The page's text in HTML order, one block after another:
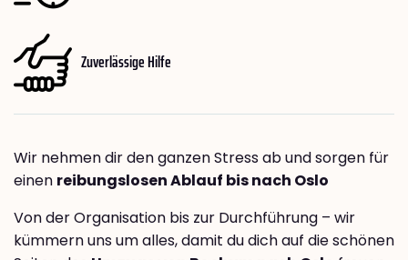
Zuverlässige Hilfe
Wir nehmen dir den ganzen Stress ab und sorgen für
einen reibungslosen Ablauf bis nach Oslo
Von der Organisation bis zur Durchführung – wir
kümmern uns um alles, damit du dich auf die schönen